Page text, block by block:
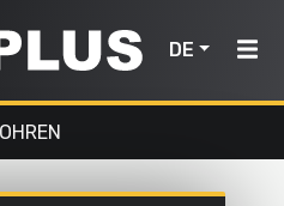
DE
Luft,
Licht &
Wasser